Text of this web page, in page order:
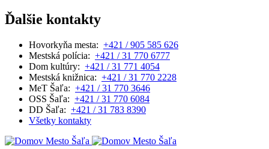
Ďalšie kontakty
Hovorkyňa mesta: +421 / 905 585 626
Mestská polícia: +421 / 31 770 6777
Dom kultúry: +421 / 31 771 4054
Mestská knižnica: +421 / 31 770 2228
MeT Šaľa: +421 / 31 770 3646
OSS Šaľa: +421 / 31 770 6084
DD Šaľa: +421 / 31 783 8390
Všetky kontakty